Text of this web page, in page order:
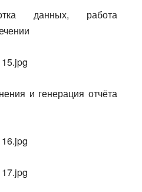
данных, работа
и генерация отчёта